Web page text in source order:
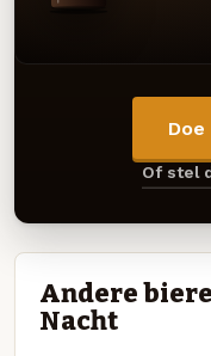
Of stel
Andere
Nacht